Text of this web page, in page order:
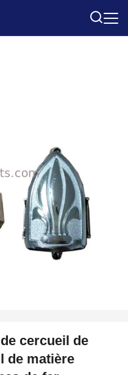
cercueil de
de matière